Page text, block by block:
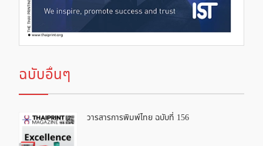
ฉบับอื่นๆ
วารสารการพิมพ์ไทย ฉบับที่ 156